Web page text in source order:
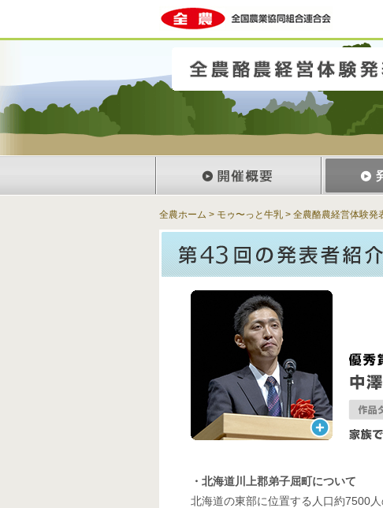
全農ホーム > モゥ〜っと牛乳 > 全農酪農経営体験発
・北海道川上郡弟子屈町について
北海道の東部に位置する人口約7500